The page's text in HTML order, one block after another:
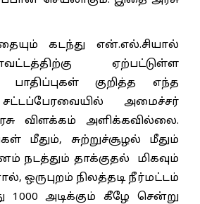
கடந்து என்.எல்.சியால்
ஏற்பட்டுள்ள
பாதிப்புகள் குறித்த எந்த
சட்டப்பேரவையில் அமைச்சர்
விளக்கம் அளிக்கவில்லை.
சுற்றுச்சூழல் மீதும்
நடத்தும் தாக்குதல் மிகவும்
ஒருபுறம் நிலத்தடி நீர்மட்டம்
1000 அடிக்கும் கீழே சென்று